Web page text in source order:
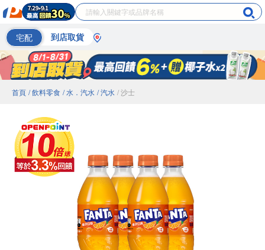
宅配 到店取貨
首頁 / 飲料零食 / 水．汽水 / 汽水 / 沙士